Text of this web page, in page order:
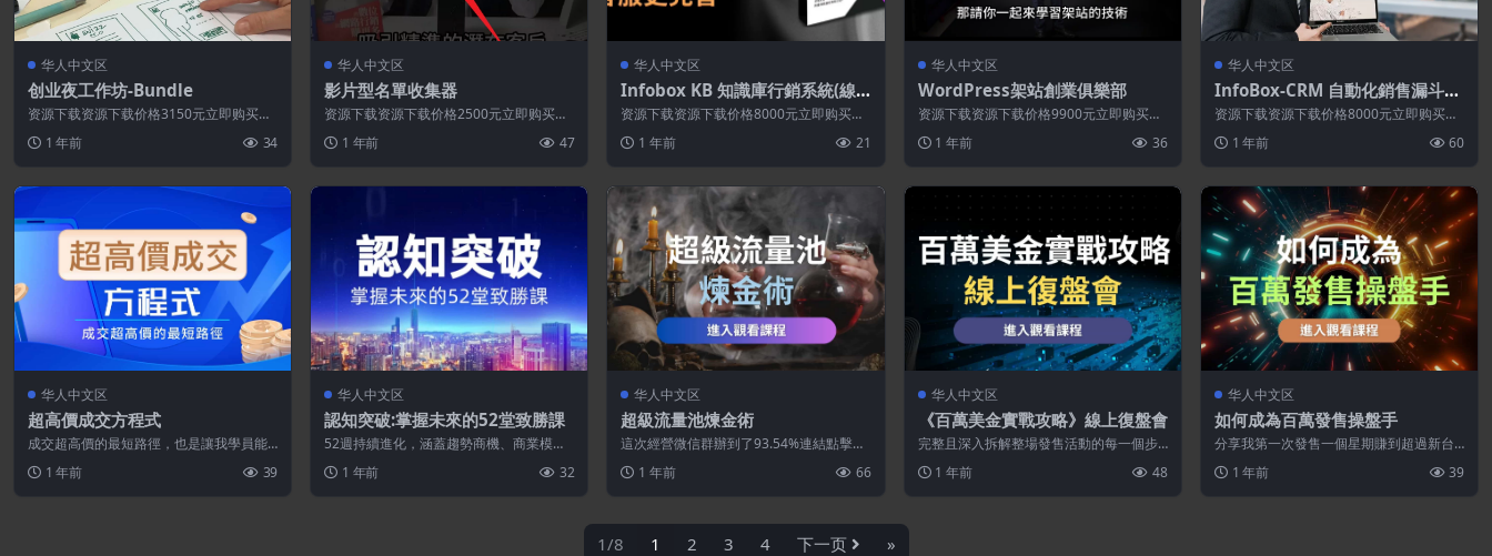
华人中文区
创业夜工作坊-Bundle
资源下载资源下载价格3150元立即购买特
源...1 年前 34
华人中文区
影片型名單收集器
资源下载资源下载价格2500元立即购买特
源...1 年前 47
华人中文区
Infobox KB 知識庫行銷系統(線
上課程附贈軟體)
资源下载资源下载价格8000元立即购买特
源...1 年前 21
华人中文区
WordPress架站創業俱樂部
资源下载资源下载价格9900元立即购买特
源...1 年前 36
华人中文区
InfoBox-CRM 自動化銷售漏斗
(發報平台)
资源下载资源下载价格8000元立即购买特
源...1 年前 60
华人中文区
超高價成交方程式
成交超高價的最短路徑，也是讓我學員能
操作...1 年前 39
华人中文区
認知突破:掌握未來的52堂致勝課
52週持續進化，涵蓋趨勢商機、商業模
中搶先一...
1 年前 32
华人中文区
超級流量池煉金術
這次經營微信群辦到了93.54%連結點擊率
1 年前 66
华人中文区
《百萬美金實戰攻略》線上復盤會
完整且深入拆解整場發售活動的每一個步
模型，運...
1 年前 48
华人中文区
如何成為百萬發售操盤手
分享我第一次發售一個星期賺到超過新台
營收...1 年前 39
1/8 1 2 3 4 下一页 »